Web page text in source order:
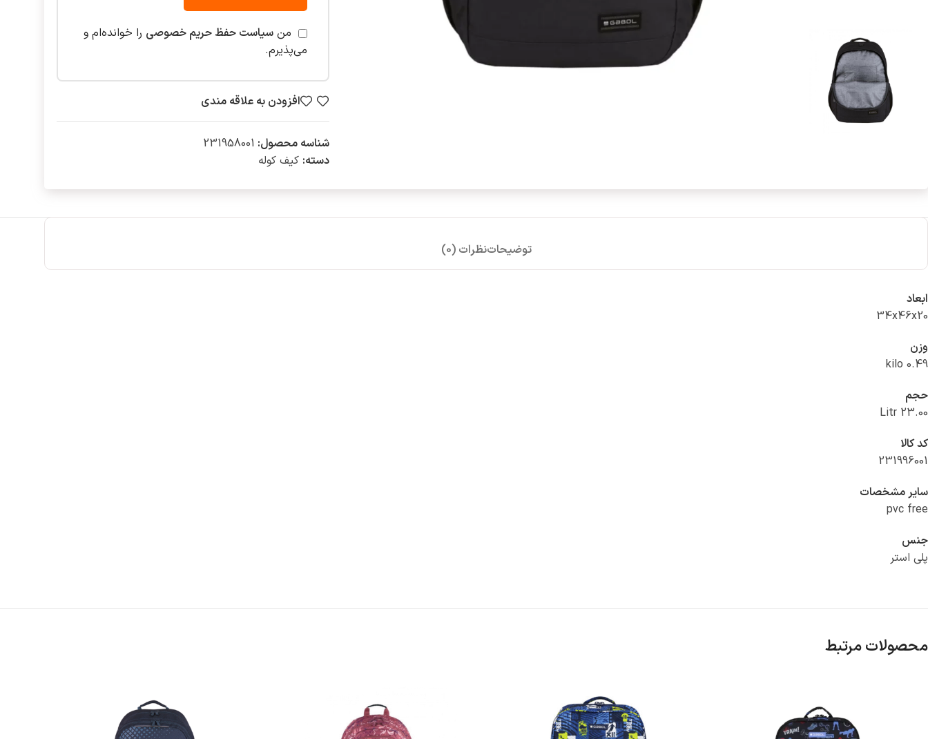
منسیاست حفظ حریم خصوصی را خوانده‌ام و
می‌پذیرم.
افزودن به علاقه مندی
شناسه محصول: 231958001
دسته: کیف کوله
توضیحاتنظرات (0)
ابعاد
34x46x20
وزن
0.49 kilo
حجم
23.00 Litr
کد کالا
231996001
ساير مشخصات
pvc free
جنس
پلی استر
محصولات مرتبط